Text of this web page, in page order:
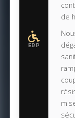
ERP
de